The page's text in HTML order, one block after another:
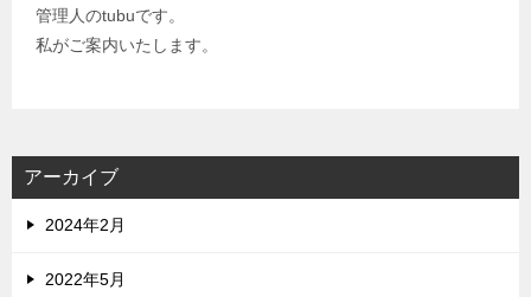
管理人のtubuです。
私がご案内いたします。
アーカイブ
2024年2月
2022年5月